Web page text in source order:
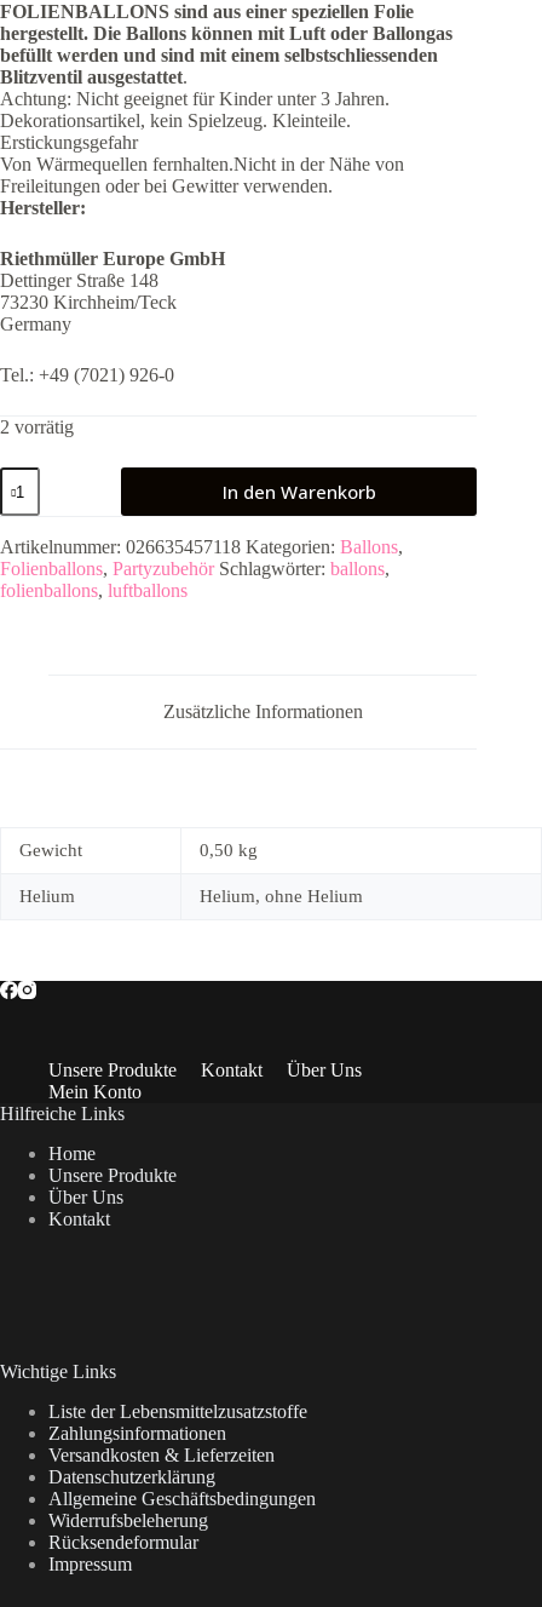
FOLIENBALLONS sind aus einer speziellen Folie
hergestellt. Die Ballons können mit Luft oder Ballongas
befüllt werden und sind mit einem selbstschliessenden
Blitzventil ausgestattet.
Achtung: Nicht geeignet für Kinder unter 3 Jahren.
Dekorationsartikel, kein Spielzeug. Kleinteile.
Erstickungsgefahr
Von Wärmequellen fernhalten.Nicht in der Nähe von
Freileitungen oder bei Gewitter verwenden.
Hersteller:
Riethmüller Europe GmbH
Dettinger Straße 148
73230 Kirchheim/Teck
Germany
Tel.: +49 (7021) 926-0
2 vorrätig
Folienballon
Pastel
Birthday
43cm
Menge
In den Warenkorb
Artikelnummer: 026635457118 Kategorien: Ballons,
Folienballons, Partyzubehör Schlagwörter: ballons,
folienballons, luftballons
Zusätzliche Informationen
Gewicht 0,50 kg
Helium Helium, ohne Helium
Unsere Produkte Kontakt
Über Uns
Mein Konto
Hilfreiche Links
Home
Unsere Produkte
Über Uns
Kontakt
Wichtige Links
Liste der Lebensmittelzusatzstoffe
Zahlungsinformationen
Versandkosten & Lieferzeiten
Datenschutzerklärung
Allgemeine Geschäftsbedingungen
Widerrufsbeleherung
Rücksendeformular
Impressum